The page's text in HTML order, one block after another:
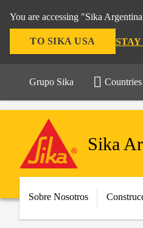
You are accessing "Sika
TO SIKA USA
Grupo Sika Countries
Sika
Sobre Nosotros